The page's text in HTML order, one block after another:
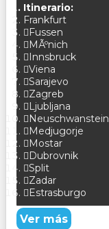
Itinerario:
Frankfurt
Fussen
MÃºnich
Innsbruck
Viena
Sarajevo
Zagreb
Ljubljana
Neuschwanstein
Medjugorje
Mostar
Dubrovnik
Split
Zadar
Estrasburgo
Ver más